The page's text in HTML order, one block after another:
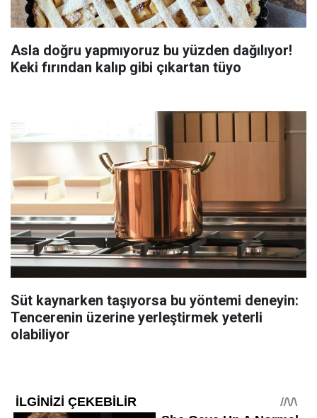
Asla doğru yapmıyoruz bu yüzden dağılıyor!
Keki fırından kalıp gibi çıkartan tüyo
Süt kaynarken taşıyorsa bu yöntemi deneyin:
Tencerenin üzerine yerleştirmek yeterli
olabiliyor